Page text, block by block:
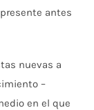
antes
nuevas a
–
en el que